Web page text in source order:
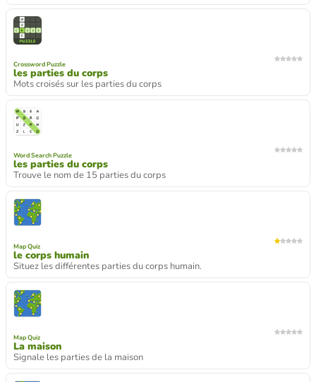
Crossword Puzzle
les parties du corps
Mots croisés sur les parties du corps
Word Search Puzzle
les parties du corps
Trouve le nom de 15 parties du corps
Map Quiz
le corps humain
Situez les différentes parties du corps humain.
Map Quiz
La maison
Signale les parties de la maison